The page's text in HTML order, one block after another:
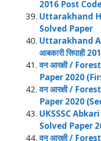
2016 Post
Uttarakhand
Solved Paper
Uttarakhand
आबकारी सिपाही
वन आरक्षी /
Paper 2020
वन आरक्षी /
Paper 2020
UKSSSC
Solved Paper
वन आरक्षी /